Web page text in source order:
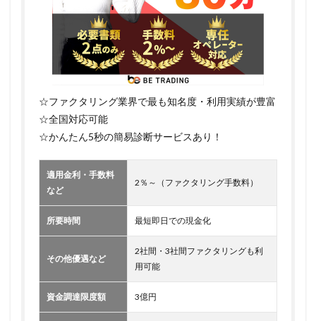
☆ファクタリング業界で最も知名度・利用実績が豊富
☆全国対応可能
☆かんたん5秒の簡易診断サービスあり！
適用金利・手数料
など
2％～（ファクタリング手数料）
所要時間 最短即日での現金化
その他優遇など
2社間・3社間ファクタリングも利
用可能
資金調達限度額 3億円